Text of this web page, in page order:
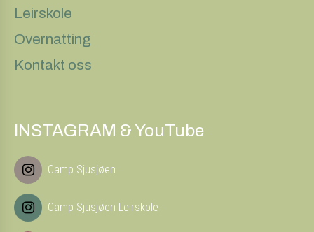
Leirskole
Overnatting
Kontakt oss
INSTAGRAM & YouTube
Camp Sjusjøen
Camp Sjusjøen Leirskole